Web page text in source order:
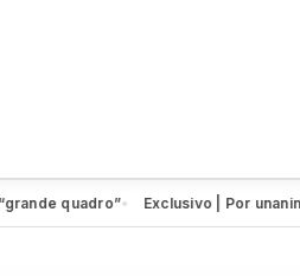
quadro”● Exclusivo | Por